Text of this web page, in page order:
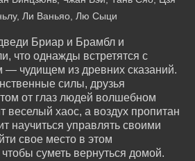
Ли Ваньяо, Лю Сыци
Бриар и Брамбл и
что однажды встретятся с
чудищем из древних сказаний.
силы, друзья
от глаз людей волшебном
веселый хаос, а воздух пропитан
научиться управлять своими
свое место в этом
суметь вернуться домой.